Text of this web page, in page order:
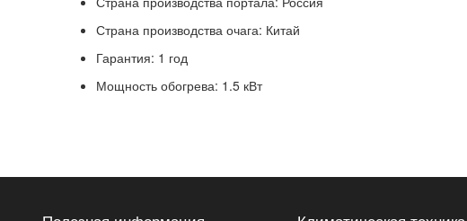
Страна производства очага: Китай
Гарантия: 1 год
Мощность обогрева: 1.5 кВт